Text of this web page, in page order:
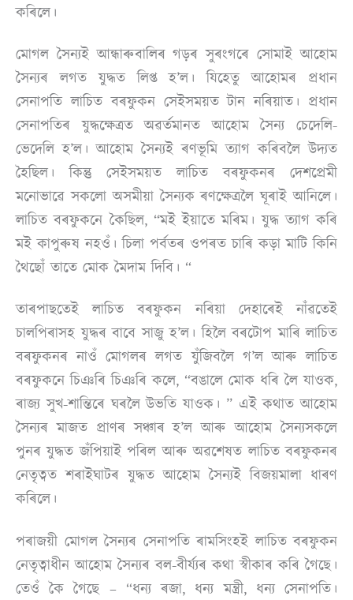
কৰিলে।
মোগল সৈন্যই আন্ধাৰুবালিৰ গড়ৰ সুৰংগৰে সোমাই আহোম
সৈন্যৰ লগত যুদ্ধত লিপ্ত হ’ল। যিহেতু আহোমৰ প্ৰধান
সেনাপতি লাচিত বৰফুকন সেইসময়ত টান নৰিয়াত। প্ৰধান
সেনাপতিৰ যুদ্ধক্ষেত্ৰত অৱৰ্তমানত আহোম সৈন্য চেদেলি-
ভেদেলি হ’ল। আহোম সৈন্যই ৰণভূমি ত্যাগ কৰিবলৈ উদ্যত
হৈছিল। কিন্তু সেইসময়ত লাচিত বৰফুকনৰ দেশপ্ৰেমী
মনোভাৱে সকলো অসমীয়া সৈন্যক ৰণক্ষেত্ৰলৈ ঘূৰাই আনিলে।
লাচিত বৰফুকনে কৈছিল, “মই ইয়াতে মৰিম। যুদ্ধ ত্যাগ কৰি
মই কাপুৰুষ নহওঁ। চিলা পৰ্বতৰ ওপৰত চাৰি কড়া মাটি কিনি
থৈছোঁ তাতে মোক মৈদাম দিবি। “
তাৰপাছতেই লাচিত বৰফুকন নৰিয়া দেহাৰেই নাঁৱতেই
চালপিৰাসহ যুদ্ধৰ বাবে সাজু হ’ল। হিলৈ বৰটোপ মাৰি লাচিত
বৰফুকনৰ নাওঁ মোগলৰ লগত যুঁজিবলৈ গ’ল আৰু লাচিত
বৰফুকনে চিঞৰি চিঞৰি কলে, “বঙালে মোক ধৰি লৈ যাওক,
ৰাজ্য সুখ-শান্তিৰে ঘৰলৈ উভতি যাওক। ” এই কথাত আহোম
সৈন্যৰ মাজত প্ৰাণৰ সঞ্চাৰ হ’ল আৰু আহোম সৈন্যসকলে
পুনৰ যুদ্ধত জঁপিয়াই পৰিল আৰু অৱশেষত লাচিত বৰফুকনৰ
নেতৃত্বত শৰাইঘাটৰ যুদ্ধত আহোম সৈন্যই বিজয়মালা ধাৰণ
কৰিলে।
পৰাজয়ী মোগল সৈন্যৰ সেনাপতি ৰামসিংহই লাচিত বৰফুকন
নেতৃত্বাধীন আহোম সৈন্যৰ বল-বীৰ্য্যৰ কথা স্বীকাৰ কৰি গৈছে।
তেওঁ কৈ গৈছে – “ধন্য ৰজা, ধন্য মন্ত্ৰী, ধন্য সেনাপতি।